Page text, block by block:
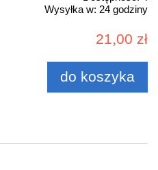
Wysyłka w: 24 godziny
21,00 zł
do koszyka